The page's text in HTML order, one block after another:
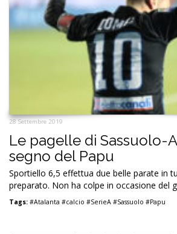
28 Settembre 2019
Le pagelle di Sassuolo-
segno del Papu
Sportiello 6,5 effettua due belle parate in
preparato. Non ha colpe in occasione del
Tags: #Atalanta #calcio #SerieA #Sassuolo #Papu